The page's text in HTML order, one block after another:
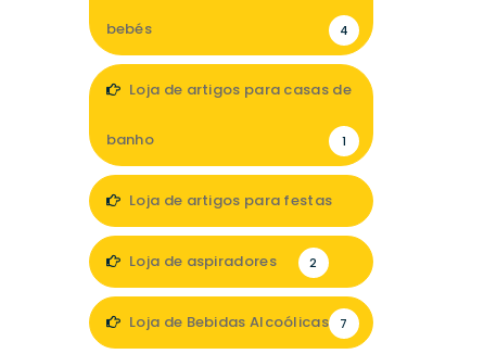
bebés 4
Loja de artigos para casas de
banho 1
Loja de artigos para festas
Loja de aspiradores 2
Loja de Bebidas Alcoólicas 7